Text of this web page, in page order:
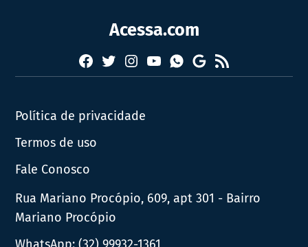
Acessa.com
Facebook
TwitterInstagram
YouTubeWhatsapp
Google
News
RSS
Política de privacidade
Termos de uso
Fale Conosco
Rua Mariano Procópio, 609, apt 301 - Bairro
Mariano Procópio